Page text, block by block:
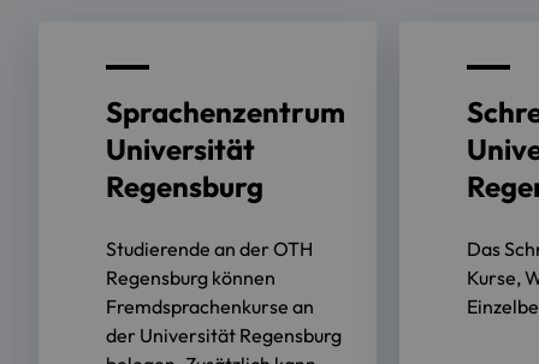
Sprachenzentrum
Universität
Regensburg
Studierende an der OTH
Regensburg können
Fremdsprachenkurse an
der Universität Regensburg
Das
Kurse,